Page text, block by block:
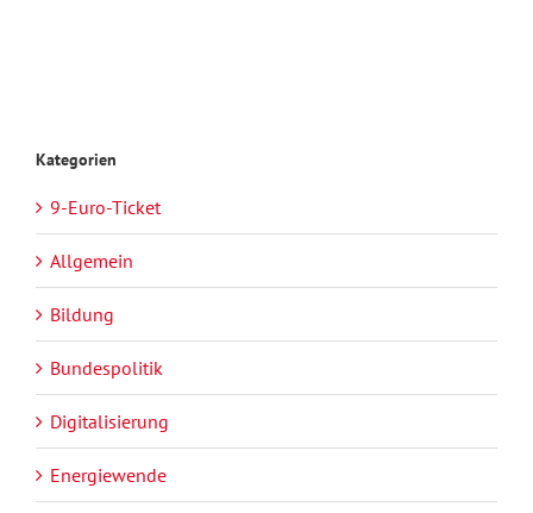
Kategorien
9-Euro-Ticket
Allgemein
Bildung
Bundespolitik
Digitalisierung
Energiewende